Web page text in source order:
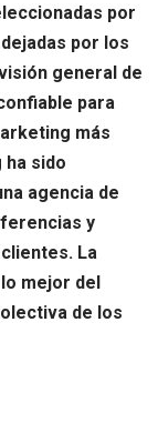
por
por los
general de
para
más
ha sido
agencia de
y
La
mejor del
de los